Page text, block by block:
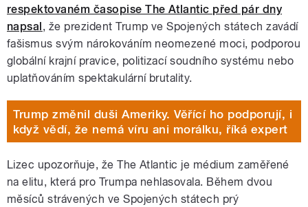
respektovaném časopise The Atlantic před pár dny
napsal, že prezident Trump ve Spojených státech zavádí
fašismus svým nárokováním neomezené moci, podporou
globální krajní pravice, politizací soudního systému nebo
uplatňováním spektakulární brutality.
Trump změnil duši Ameriky. Věřící ho podporují, i
když vědí, že nemá víru ani morálku, říká expert
Lizec upozorňuje, že The Atlantic je médium zaměřené
na elitu, která pro Trumpa nehlasovala. Během dvou
měsíců strávených ve Spojených státech prý